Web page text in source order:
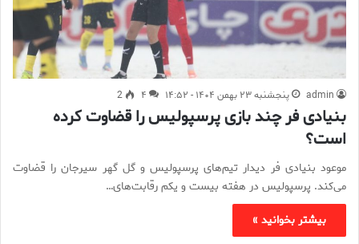
admin پنجشنبه ۲۳ بهمن ۱۴۰۴ - ۱۴:۵۲ ۴ 2
بنیادی فر چند بازی پرسپولیس را قضاوت کرده
است؟
موعود بنیادی فر دیدار تیم‌های پرسپولیس و گل گهر سیرجان را قضاوت
می‌کند. پرسپولیس در هفته بیست و یکم رقابت‌های…
بیشتر بخوانید »